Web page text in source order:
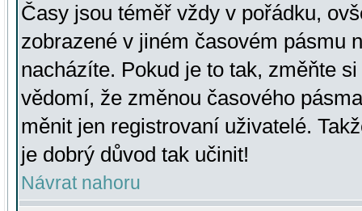
Časy jsou téměř vždy v pořádku,
zobrazené v jiném časovém pásmu
nacházíte. Pokud je to tak, změňte
vědomí, že změnou časového
měnit jen registrovaní uživatelé.
je dobrý důvod tak učinit!
Návrat nahoru